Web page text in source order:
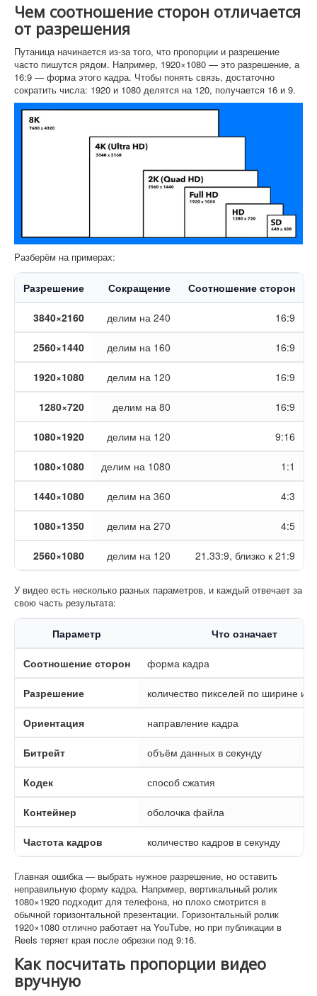
Чем соотношение сторон отличается
от разрешения
Путаница начинается из-за того, что пропорции и разрешение
часто пишутся рядом. Например, 1920×1080 — это разрешение, а
16:9 — форма этого кадра. Чтобы понять связь, достаточно
сократить числа: 1920 и 1080 делятся на 120, получается 16 и 9.
Разберём на примерах:
Разрешение Сокращение Соотношение сторон
3840×2160 делим на 240 16:9
2560×1440 делим на 160 16:9
1920×1080 делим на 120 16:9
1280×720 делим на 80 16:9
1080×1920 делим на 120 9:16
1080×1080 делим на 1080 1:1
1440×1080 делим на 360 4:3
1080×1350 делим на 270 4:5
2560×1080 делим на 120 21.33:9, близко к 21:9
У видео есть несколько разных параметров, и каждый отвечает за
свою часть результата:
Параметр Что означает
Соотношение сторон форма кадра
Разрешение количество пикселей по ширине и
Ориентация направление кадра
Битрейт объём данных в секунду
Кодек способ сжатия
Контейнер оболочка файла
Частота кадров количество кадров в секунду
Главная ошибка — выбрать нужное разрешение, но оставить
неправильную форму кадра. Например, вертикальный ролик
1080×1920 подходит для телефона, но плохо смотрится в
обычной горизонтальной презентации. Горизонтальный ролик
1920×1080 отлично работает на YouTube, но при публикации в
Reels теряет края после обрезки под 9:16.
Как посчитать пропорции видео
вручную